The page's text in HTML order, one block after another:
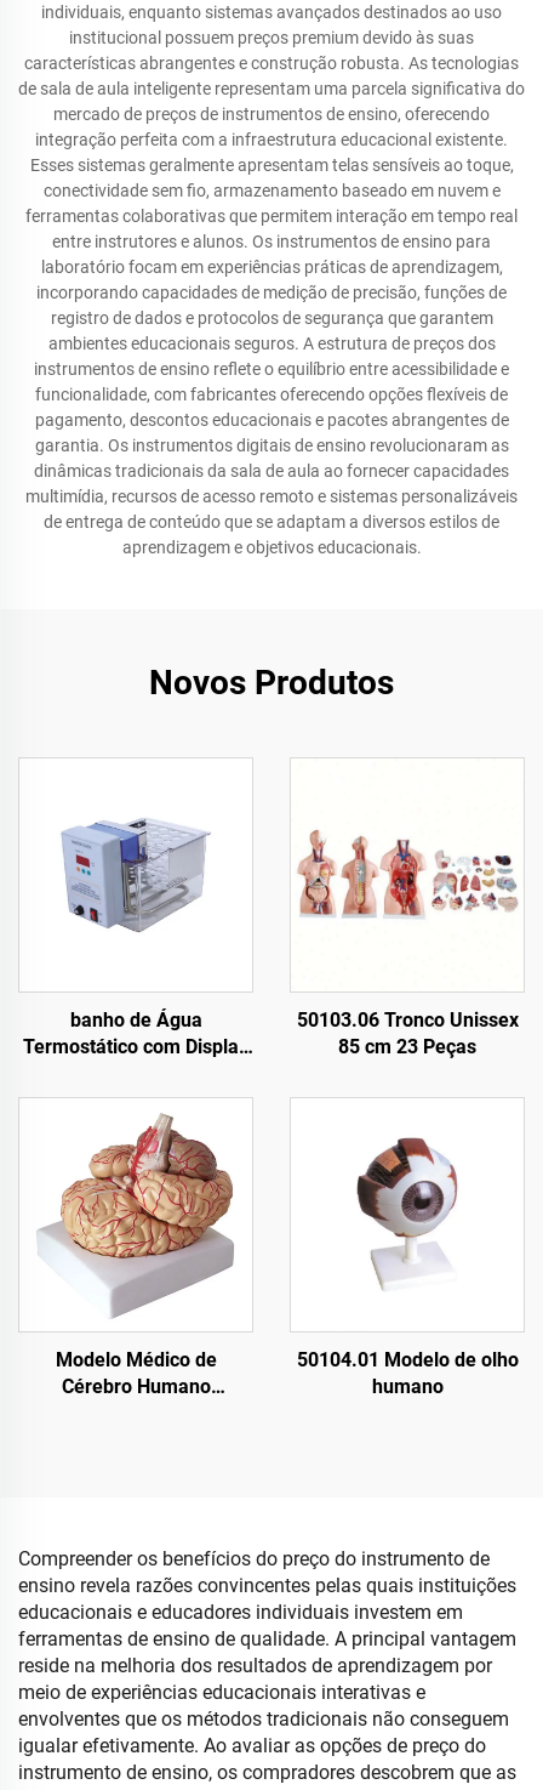
individuais, enquanto sistemas avançados destinados ao uso
institucional possuem preços premium devido às suas
características abrangentes e construção robusta. As tecnologias
de sala de aula inteligente representam uma parcela significativa do
mercado de preços de instrumentos de ensino, oferecendo
integração perfeita com a infraestrutura educacional existente.
Esses sistemas geralmente apresentam telas sensíveis ao toque,
conectividade sem fio, armazenamento baseado em nuvem e
ferramentas colaborativas que permitem interação em tempo real
entre instrutores e alunos. Os instrumentos de ensino para
laboratório focam em experiências práticas de aprendizagem,
incorporando capacidades de medição de precisão, funções de
registro de dados e protocolos de segurança que garantem
ambientes educacionais seguros. A estrutura de preços dos
instrumentos de ensino reflete o equilíbrio entre acessibilidade e
funcionalidade, com fabricantes oferecendo opções flexíveis de
pagamento, descontos educacionais e pacotes abrangentes de
garantia. Os instrumentos digitais de ensino revolucionaram as
dinâmicas tradicionais da sala de aula ao fornecer capacidades
multimídia, recursos de acesso remoto e sistemas personalizáveis
de entrega de conteúdo que se adaptam a diversos estilos de
aprendizagem e objetivos educacionais.
Novos Produtos
banho de Água
Termostático com Display
em Laboratório
50103.06 Tronco Unissex
85 cm 23 Peças
Modelo Médico de
Cérebro Humano
50104.01 Modelo de olho
humano
Compreender os benefícios do preço do instrumento de
ensino revela razões convincentes pelas quais instituições
educacionais e educadores individuais investem em
ferramentas de ensino de qualidade. A principal vantagem
reside na melhoria dos resultados de aprendizagem por
meio de experiências educacionais interativas e
envolventes que os métodos tradicionais não conseguem
igualar efetivamente. Ao avaliar as opções de preço do
instrumento de ensino, os compradores descobrem que as